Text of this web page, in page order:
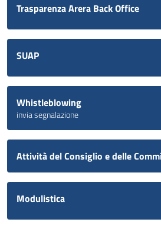
Trasparenza Arera Back Office
SUAP
Whistleblowing
invia segnalazione
Attività del Consiglio e delle
Modulistica